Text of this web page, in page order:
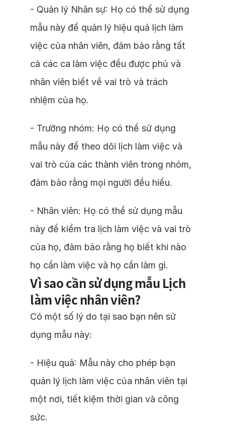
- Quản lý Nhân sự: Họ có thể sử dụng
mẫu này để quản lý hiệu quả lịch làm
việc của nhân viên, đảm bảo rằng tất
cả các ca làm việc đều được phủ và
nhân viên biết về vai trò và trách
nhiệm của họ.
- Trưởng nhóm: Họ có thể sử dụng
mẫu này để theo dõi lịch làm việc và
vai trò của các thành viên trong nhóm,
đảm bảo rằng mọi người đều hiểu.
- Nhân viên: Họ có thể sử dụng mẫu
này để kiểm tra lịch làm việc và vai trò
của họ, đảm bảo rằng họ biết khi nào
họ cần làm việc và họ cần làm gì.
Vì sao cần sử dụng mẫu Lịch
làm việc nhân viên?
Có một số lý do tại sao bạn nên sử
dụng mẫu này:
- Hiệu quả: Mẫu này cho phép bạn
quản lý lịch làm việc của nhân viên tại
một nơi, tiết kiệm thời gian và công
sức.